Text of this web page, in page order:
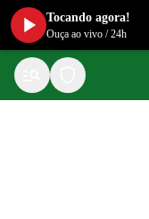
Tocando agora!
Ouça ao vivo /24h